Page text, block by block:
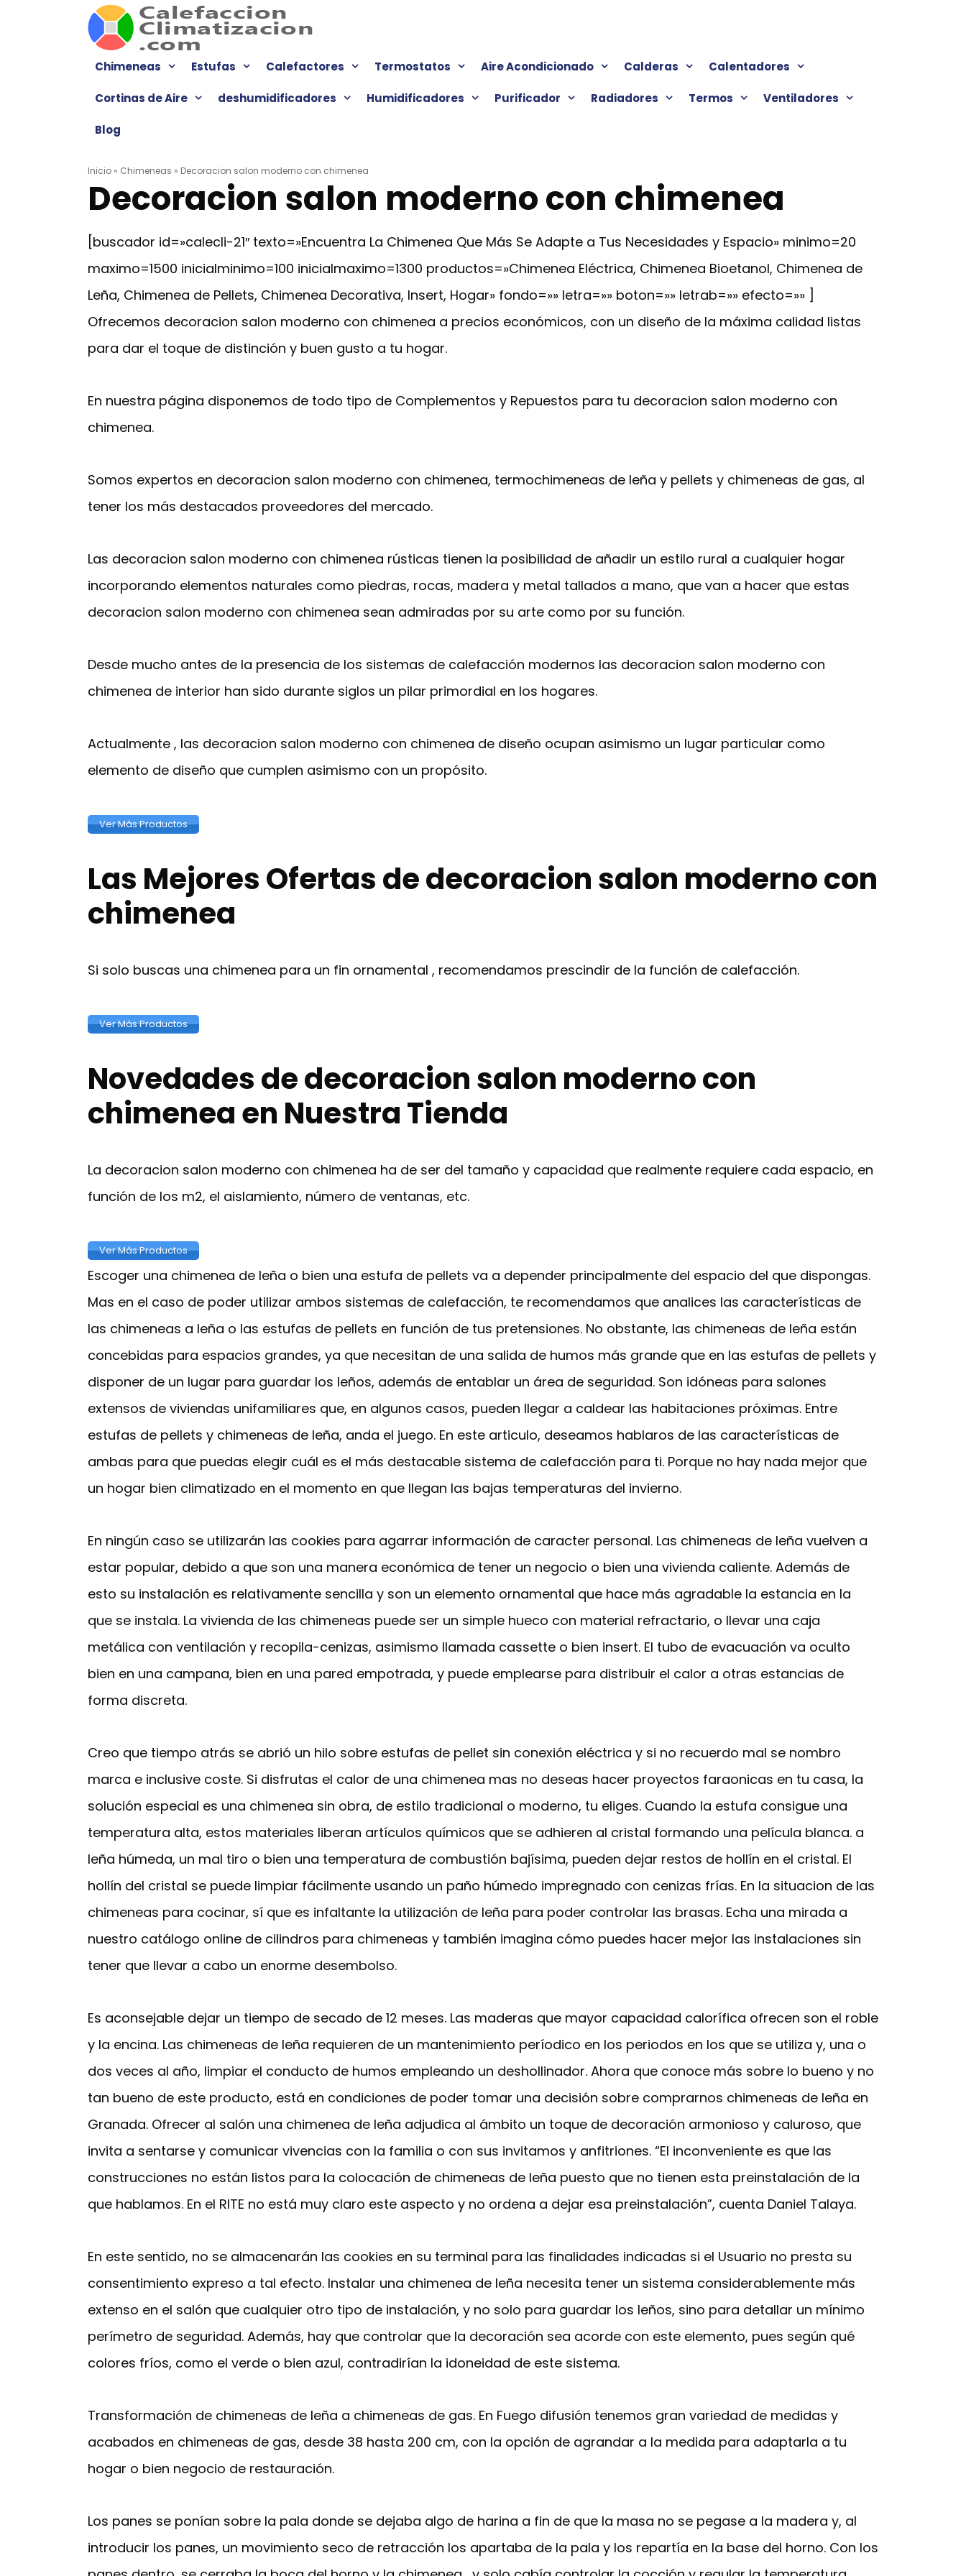
Chimeneas Estufas Calefactores Termostatos Aire Acondicionado Calderas Calentadores
Cortinas de Aire deshumidificadores Humidificadores Purificador Radiadores Termos Ventiladores
Blog
Inicio » Chimeneas » Decoracion salon moderno con chimenea
Decoracion salon moderno con chimenea
[buscador id=»calecli-21″ texto=»Encuentra La Chimenea Que Más Se Adapte a Tus Necesidades y Espacio» minimo=20
maximo=1500 inicialminimo=100 inicialmaximo=1300 productos=»Chimenea Eléctrica, Chimenea Bioetanol, Chimenea de
Leña, Chimenea de Pellets, Chimenea Decorativa, Insert, Hogar» fondo=»» letra=»» boton=»» letrab=»» efecto=»» ]
Ofrecemos decoracion salon moderno con chimenea a precios económicos, con un diseño de la máxima calidad listas
para dar el toque de distinción y buen gusto a tu hogar.
En nuestra página disponemos de todo tipo de Complementos y Repuestos para tu decoracion salon moderno con
chimenea.
Somos expertos en decoracion salon moderno con chimenea, termochimeneas de leña y pellets y chimeneas de gas, al
tener los más destacados proveedores del mercado.
Las decoracion salon moderno con chimenea rústicas tienen la posibilidad de añadir un estilo rural a cualquier hogar
incorporando elementos naturales como piedras, rocas, madera y metal tallados a mano, que van a hacer que estas
decoracion salon moderno con chimenea sean admiradas por su arte como por su función.
Desde mucho antes de la presencia de los sistemas de calefacción modernos las decoracion salon moderno con
chimenea de interior han sido durante siglos un pilar primordial en los hogares.
Actualmente , las decoracion salon moderno con chimenea de diseño ocupan asimismo un lugar particular como
elemento de diseño que cumplen asimismo con un propósito.
Ver Más Productos
Las Mejores Ofertas de decoracion salon moderno con
chimenea
Si solo buscas una chimenea para un fin ornamental , recomendamos prescindir de la función de calefacción.
Ver Más Productos
Novedades de decoracion salon moderno con
chimenea en Nuestra Tienda
La decoracion salon moderno con chimenea ha de ser del tamaño y capacidad que realmente requiere cada espacio, en
función de los m2, el aislamiento, número de ventanas, etc.
Ver Más Productos
Escoger una chimenea de leña o bien una estufa de pellets va a depender principalmente del espacio del que dispongas.
Mas en el caso de poder utilizar ambos sistemas de calefacción, te recomendamos que analices las características de
las chimeneas a leña o las estufas de pellets en función de tus pretensiones. No obstante, las chimeneas de leña están
concebidas para espacios grandes, ya que necesitan de una salida de humos más grande que en las estufas de pellets y
disponer de un lugar para guardar los leños, además de entablar un área de seguridad. Son idóneas para salones
extensos de viviendas unifamiliares que, en algunos casos, pueden llegar a caldear las habitaciones próximas. Entre
estufas de pellets y chimeneas de leña, anda el juego. En este articulo, deseamos hablaros de las características de
ambas para que puedas elegir cuál es el más destacable sistema de calefacción para ti. Porque no hay nada mejor que
un hogar bien climatizado en el momento en que llegan las bajas temperaturas del invierno.
En ningún caso se utilizarán las cookies para agarrar información de caracter personal. Las chimeneas de leña vuelven a
estar popular, debido a que son una manera económica de tener un negocio o bien una vivienda caliente. Además de
esto su instalación es relativamente sencilla y son un elemento ornamental que hace más agradable la estancia en la
que se instala. La vivienda de las chimeneas puede ser un simple hueco con material refractario, o llevar una caja
metálica con ventilación y recopila-cenizas, asimismo llamada cassette o bien insert. El tubo de evacuación va oculto
bien en una campana, bien en una pared empotrada, y puede emplearse para distribuir el calor a otras estancias de
forma discreta.
Creo que tiempo atrás se abrió un hilo sobre estufas de pellet sin conexión eléctrica y si no recuerdo mal se nombro
marca e inclusive coste. Si disfrutas el calor de una chimenea mas no deseas hacer proyectos faraonicas en tu casa, la
solución especial es una chimenea sin obra, de estilo tradicional o moderno, tu eliges. Cuando la estufa consigue una
temperatura alta, estos materiales liberan artículos químicos que se adhieren al cristal formando una película blanca. a
leña húmeda, un mal tiro o bien una temperatura de combustión bajísima, pueden dejar restos de hollín en el cristal. El
hollín del cristal se puede limpiar fácilmente usando un paño húmedo impregnado con cenizas frías. En la situacion de las
chimeneas para cocinar, sí que es infaltante la utilización de leña para poder controlar las brasas. Echa una mirada a
nuestro catálogo online de cilindros para chimeneas y también imagina cómo puedes hacer mejor las instalaciones sin
tener que llevar a cabo un enorme desembolso.
Es aconsejable dejar un tiempo de secado de 12 meses. Las maderas que mayor capacidad calorífica ofrecen son el roble
y la encina. Las chimeneas de leña requieren de un mantenimiento períodico en los periodos en los que se utiliza y, una o
dos veces al año, limpiar el conducto de humos empleando un deshollinador. Ahora que conoce más sobre lo bueno y no
tan bueno de este producto, está en condiciones de poder tomar una decisión sobre comprarnos chimeneas de leña en
Granada. Ofrecer al salón una chimenea de leña adjudica al ámbito un toque de decoración armonioso y caluroso, que
invita a sentarse y comunicar vivencias con la familia o con sus invitamos y anfitriones. “El inconveniente es que las
construcciones no están listos para la colocación de chimeneas de leña puesto que no tienen esta preinstalación de la
que hablamos. En el RITE no está muy claro este aspecto y no ordena a dejar esa preinstalación”, cuenta Daniel Talaya.
En este sentido, no se almacenarán las cookies en su terminal para las finalidades indicadas si el Usuario no presta su
consentimiento expreso a tal efecto. Instalar una chimenea de leña necesita tener un sistema considerablemente más
extenso en el salón que cualquier otro tipo de instalación, y no solo para guardar los leños, sino para detallar un mínimo
perímetro de seguridad. Además, hay que controlar que la decoración sea acorde con este elemento, pues según qué
colores fríos, como el verde o bien azul, contradirían la idoneidad de este sistema.
Transformación de chimeneas de leña a chimeneas de gas. En Fuego difusión tenemos gran variedad de medidas y
acabados en chimeneas de gas, desde 38 hasta 200 cm, con la opción de agrandar a la medida para adaptarla a tu
hogar o bien negocio de restauración.
Los panes se ponían sobre la pala donde se dejaba algo de harina a fin de que la masa no se pegase a la madera y, al
introducir los panes, un movimiento seco de retracción los apartaba de la pala y los repartía en la base del horno. Con los